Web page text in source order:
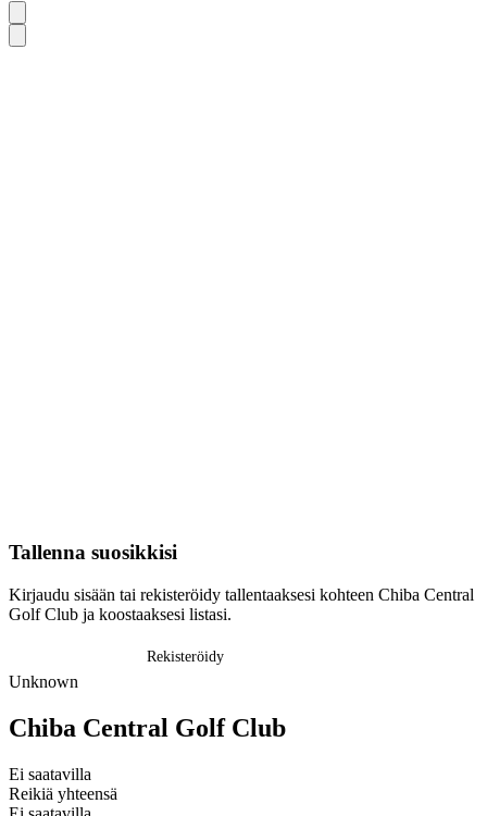
Tallenna suosikkisi
Kirjaudu sisään tai rekisteröidy tallentaaksesi kohteen Chiba Central
Golf Club ja koostaaksesi listasi.
Rekisteröidy
Unknown
Chiba Central Golf Club
Ei saatavilla
Reikiä yhteensä